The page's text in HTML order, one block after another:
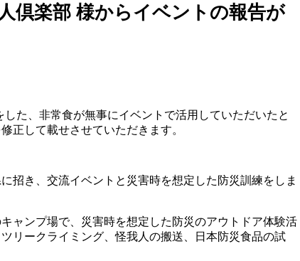
倶楽部 様からイベントの報告が
た、非常食が無事にイベントで活用していただいたと
正して載せさせていただきます。
招き、交流イベントと災害時を想定した防災訓練をしま
ャンプ場で、災害時を想定した防災のアウトドア体験活
リークライミング、怪我人の搬送、日本防災食品の試